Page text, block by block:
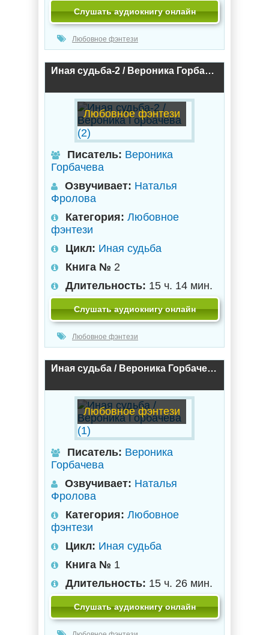
Слушать аудиокнигу онлайн
Любовное фэнтези
Иная судьба-2 / Вероника Горбачева (2)
Любовное фэнтези
Писатель: Вероника
Горбачева
Озвучивает: Наталья
Фролова
Категория: Любовное
фэнтези
Цикл: Иная судьба
Книга № 2
Длительность: 15 ч. 14 мин.
Слушать аудиокнигу онлайн
Любовное фэнтези
Иная судьба / Вероника Горбачева (1)
Любовное фэнтези
Писатель: Вероника
Горбачева
Озвучивает: Наталья
Фролова
Категория: Любовное
фэнтези
Цикл: Иная судьба
Книга № 1
Длительность: 15 ч. 26 мин.
Слушать аудиокнигу онлайн